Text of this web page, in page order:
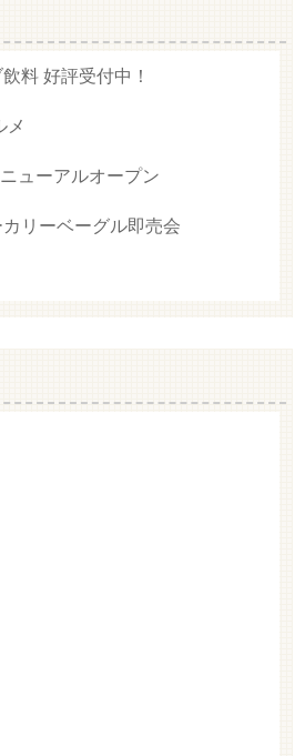
料 好評受付中！
メ
ューアルオープン
リーベーグル即売会